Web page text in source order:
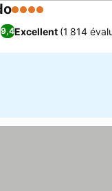
4 Étoiles
9,4Excellent (1 814